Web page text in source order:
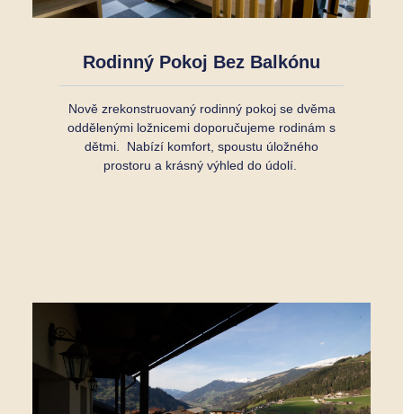
Rodinný Pokoj Bez Balkónu
Nově zrekonstruovaný rodinný pokoj se dvěma
oddělenými ložnicemi doporučujeme rodinám s
dětmi. Nabízí komfort, spoustu úložného
prostoru a krásný výhled do údolí.